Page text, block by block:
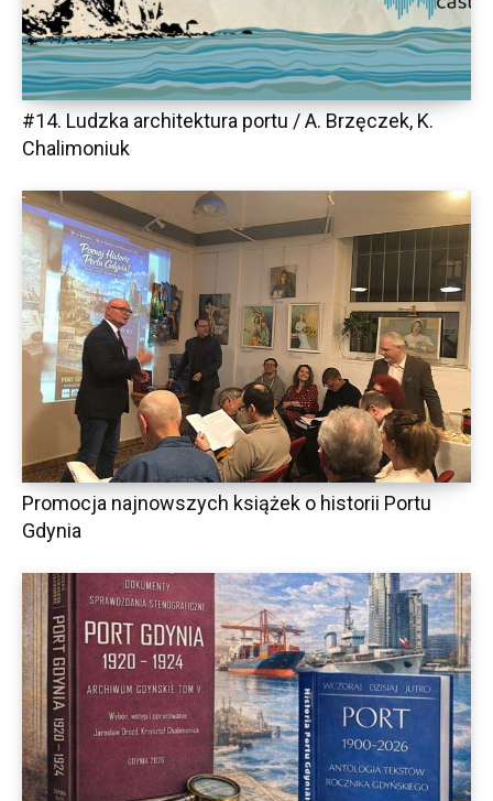
#14. Ludzka architektura portu / A. Brzęczek, K.
Chalimoniuk
Promocja najnowszych książek o historii Portu
Gdynia